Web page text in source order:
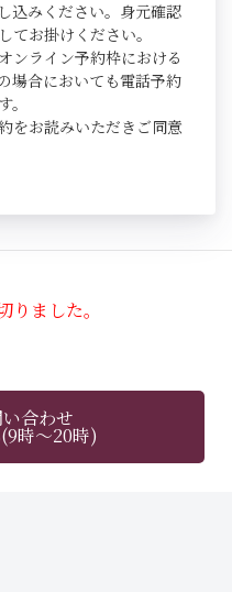
込みください。身元確認
てお掛けください。
ンライン予約枠における
場合においても電話予約
をお読みいただきご同意
ました。
合わせ
時～20時)